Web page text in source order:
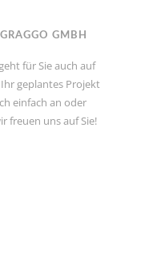
GMBH
für Sie auch auf
geplantes Projekt
einfach an oder
freuen uns auf Sie!